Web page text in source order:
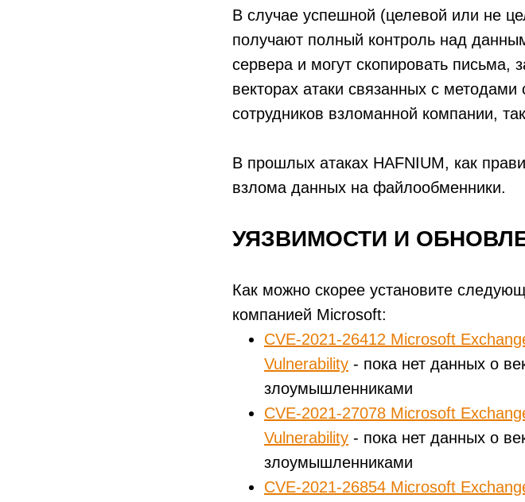
В случае успешной (целевой или не
получают полный контроль над
сервера и могут скопировать
векторах атаки связанных с
сотрудников взломанной компании,
В прошлых атаках HAFNIUM, как
взлома данных на файлообменники.
УЯЗВИМОСТИ И
Как можно скорее установите
компанией Microsoft:
CVE-2021-26412 Microsoft
Vulnerability - пока нет данных о
злоумышленниками
CVE-2021-27078 Microsoft
Vulnerability - пока нет данных о
злоумышленниками
CVE-2021-26854 Microsoft